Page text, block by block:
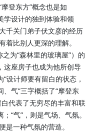
登东方”概念也是如
学设计的独到体验和领
千关门弟子伏文彦的经历
着比别人更深的理解。
为“森林里的玻璃屋”）的
这座房子也成为他所创导
设计师要有留白的状态，
、气”三字概括了“摩登东
代表了无穷尽的丰富和联
“气”，则是气场、气氛。
一种气氛的营造。